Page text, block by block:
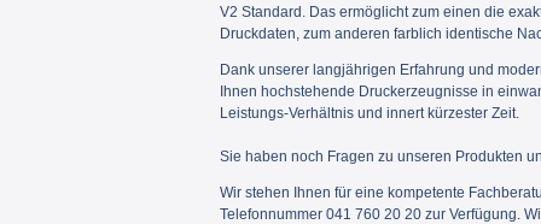
V2 Standard. Das ermöglicht zum einen die
Druckdaten, zum anderen farblich identische
Dank unserer langjährigen Erfahrung und
Ihnen hochstehende Druckerzeugnisse in
Leistungs-Verhältnis und innert kürzester Zeit.
Sie haben noch Fragen zu unseren Produkten
Wir stehen Ihnen für eine kompetente
Telefonnummer 041 760 20 20 zur Verfügung.